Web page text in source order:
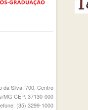
da Silva, 700, Centro
MG CEP: 37130-000
(35) 3299-1000